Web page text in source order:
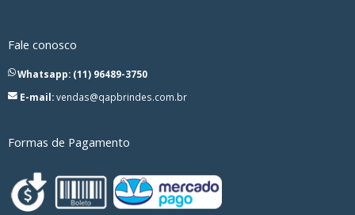
Fale conosco
Whatsapp: (11) 96489-3750
E-mail:vendas@qapbrindes.com.br
Formas de Pagamento